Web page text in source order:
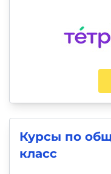
Курсы по
класс